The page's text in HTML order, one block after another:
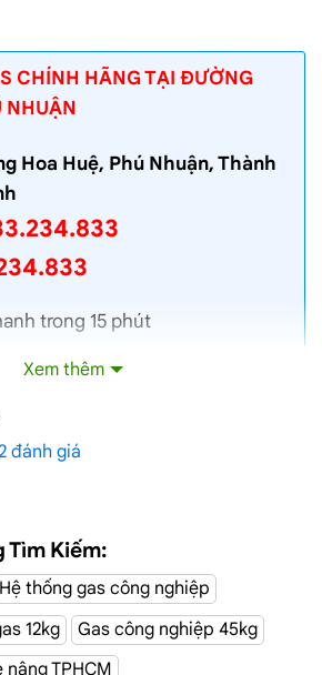
CHÍNH HÃNG TẠI ĐƯỜNG
NHUẬN
Hoa Huệ, Phú Nhuận, Thành
trong 15 phút
lượng cao, bình gas được
giá niêm yết trên web
đặt miễn phí
Hoa Huệ, Phú
Xem thêm
đánh giá
Tìm Kiếm:
Hệ thống gas công nghiệp
12kg
Gas công nghiệp 45kg
nâng TPHCM